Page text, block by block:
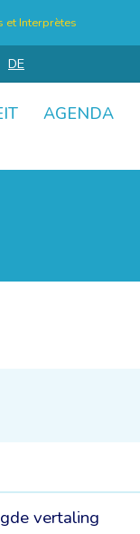
et Interprètes
DE
AGENDA
vertaling